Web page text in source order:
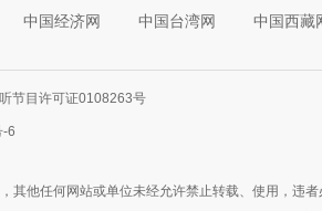
中国经济网 中国台湾网 中国西藏
节目许可证0108263号
-6
其他任何网站或单位未经允许禁止转载、使用，违